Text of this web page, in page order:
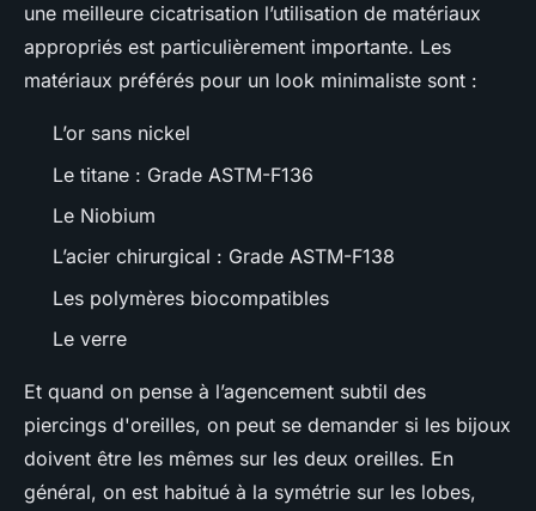
une meilleure cicatrisation l’utilisation de matériaux
appropriés est particulièrement importante. Les
matériaux préférés pour un look minimaliste sont :
L’or sans nickel
Le titane : Grade ASTM-F136
Le Niobium
L’acier chirurgical : Grade ASTM-F138
Les polymères biocompatibles
Le verre
Et quand on pense à l’agencement subtil des
piercings d'oreilles, on peut se demander si les bijoux
doivent être les mêmes sur les deux oreilles. En
général, on est habitué à la symétrie sur les lobes,